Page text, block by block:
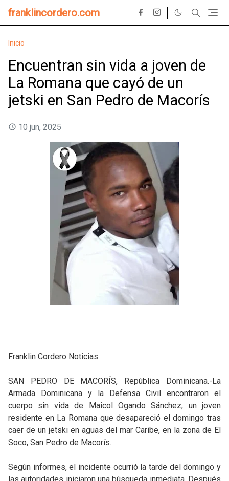
franklincordero.com
Inicio
Encuentran sin vida a joven de
La Romana que cayó de un
jetski en San Pedro de Macorís
10 jun, 2025
Franklin Cordero Noticias
SAN PEDRO DE MACORÍS, República Dominicana.-La
Armada Dominicana y la Defensa Civil encontraron el
cuerpo sin vida de Maicol Ogando Sánchez, un joven
residente en La Romana que desapareció el domingo tras
caer de un jetski en aguas del mar Caribe, en la zona de El
Soco, San Pedro de Macorís.
Según informes, el incidente ocurrió la tarde del domingo y